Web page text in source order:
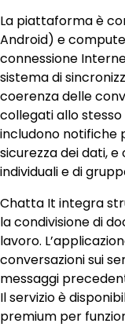
La piattaforma è
Android) e
connessione
sistema di
coerenza delle
collegati allo
includono
sicurezza dei dati,
individuali e di
Chatta It integra
la condivisione di
lavoro.
conversazioni sui
messaggi
Il servizio è
premium per